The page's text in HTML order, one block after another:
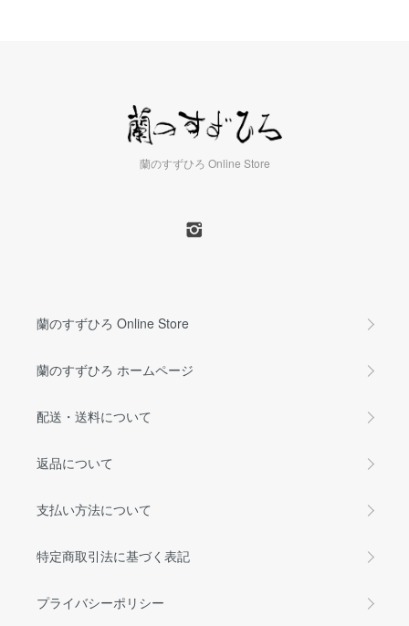
蘭のすずひろ Online Store
蘭のすずひろ Online Store
蘭のすずひろ ホームページ
配送・送料について
返品について
支払い方法について
特定商取引法に基づく表記
プライバシーポリシー